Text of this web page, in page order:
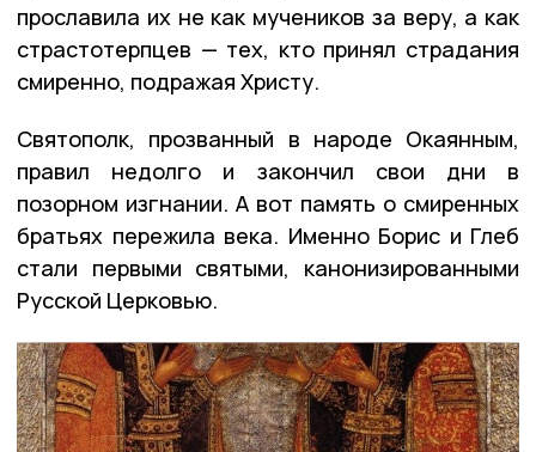
прославила их не как мучеников за веру, а как
страстотерпцев — тех, кто принял страдания
смиренно, подражая Христу.
Святополк, прозванный в народе Окаянным,
правил недолго и закончил свои дни в
позорном изгнании. А вот память о смиренных
братьях пережила века. Именно Борис и Глеб
стали первыми святыми, канонизированными
Русской Церковью.